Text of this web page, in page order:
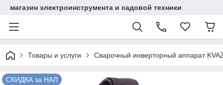
магазин электроинструмента и садовой техники
Товары и услуги Cварочный инверторный аппарат
СКИДКА за НАЛ